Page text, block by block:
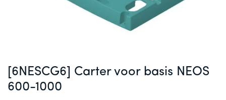
[6NESCG6] Carter voor basis NEOS
600-1000